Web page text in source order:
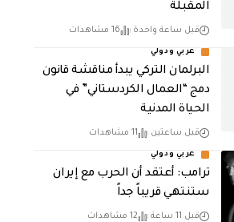
المقبلة
قبل ساعة واحدة 16 مشاهدات
عربي ودولي
البرلمان التركي يبدأ مناقشة قانون
دمج “العمال الكردستاني” في
الحياة المدنية
قبل ساعتين 11 مشاهدات
عربي ودولي
‏ترامب: أعتقد أن الحرب مع إيران
ستنتهي قريباً جداً
قبل 11 ساعة 12 مشاهدات